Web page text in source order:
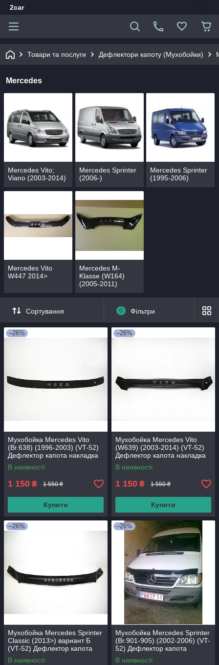
2car
Товари та послуги Дефлектори капоту (Мухобойки)
Mercedes
Mercedes Vito;
Viano (2003-2014)
Mercedes Sprinter
(2006-)
Mercedes Sprinter
(1995-2006)
Mercedes Vito
W447 2014>
Mercedes M-
Klasse (W164)
(2005-2011)
Сортування 0 Фільтри
–26%
Мухобойка Mercedes Vito
(Br.638) (1996-2003) (VT-52)
Дефлектор капота накладка
В наявності
1 150 ₴ 1 550 ₴
Купити
–26%
Мухобойка Mercedes Vito
(W639) (2003-2014) (VT-52)
Дефлектор капота накладка
В наявності
1 150 ₴ 1 550 ₴
Купити
–26%
Мухобойка Mercedes Sprinter
Classic (2013>) вариант Б
(VT-52) Дефлектор капота
накладка
В наявності
–26%
Мухобойка Mercedes Sprinter
(Br.901-905) (2002-2006) (VT-
52) Дефлектор капота
накладка
В наявності